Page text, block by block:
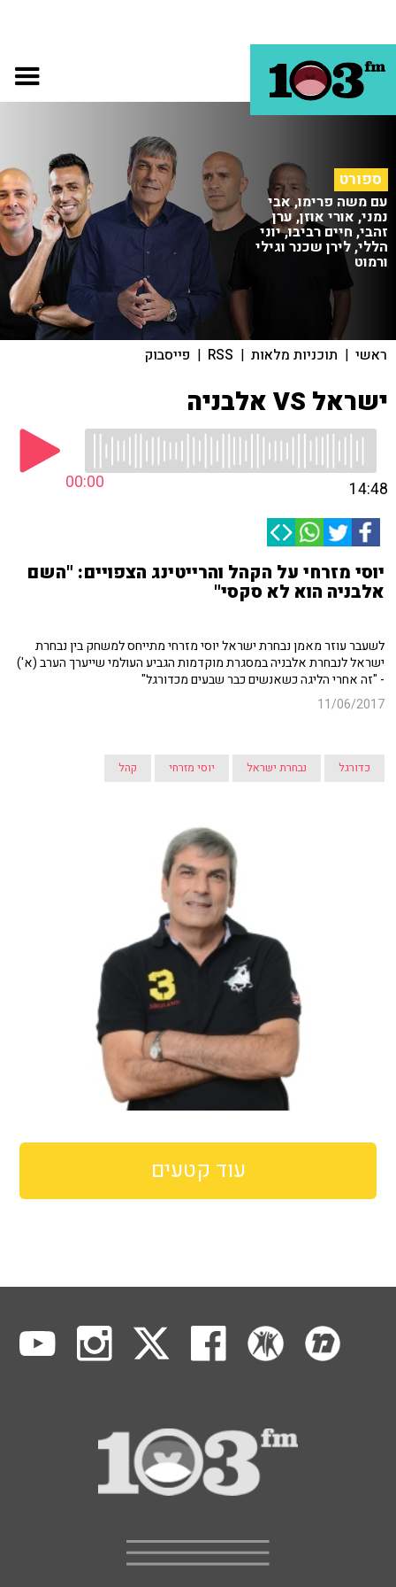
ספורט
עם משה פרימו, אבי
נמני, אורי אוזן, ערן
זהבי, חיים רביבו, יוני
הללי, לירן שכנר וגילי
ורמוט
ראשי | תוכניות מלאות |
RSS
| פייסבוק
ישראל VS אלבניה
00:00 14:48
יוסי מזרחי על הקהל והרייטינג הצפויים: "השם
אלבניה הוא לא סקסי"
לשעבר עוזר מאמן נבחרת ישראל יוסי מזרחי מתייחס למשחק בין נבחרת
ישראל לנבחרת אלבניה במסגרת מוקדמות הגביע העולמי שייערך הערב (א')
- "זה אחרי הליגה כשאנשים כבר שבעים מכדורגל"
11/06/2017
כדורגל נבחרת ישראל יוסי מזרחי קהל
עוד קטעים